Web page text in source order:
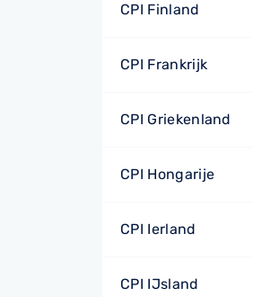
CPI Finland
CPI Frankrijk
CPI Griekenland
CPI Hongarije
CPI Ierland
CPI IJsland